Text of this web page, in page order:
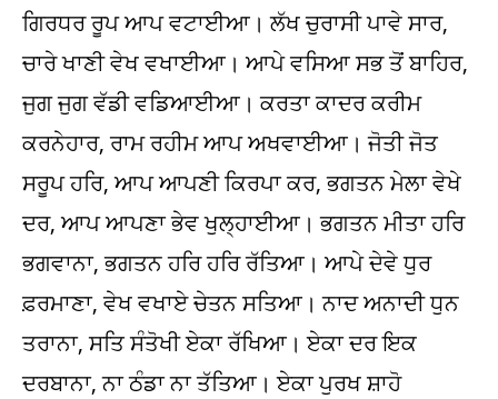
ਗਿਰਧਰ ਰੂਪ ਆਪ ਵਟਾਈਆ। ਲੱਖ ਚੁਰਾਸੀ ਪਾਵੇ ਸਾਰ,
ਚਾਰੇ ਖਾਣੀ ਵੇਖ ਵਖਾਈਆ। ਆਪੇ ਵਸਿਆ ਸਭ ਤੋਂ ਬਾਹਿਰ,
ਜੁਗ ਜੁਗ ਵੱਡੀ ਵਡਿਆਈਆ। ਕਰਤਾ ਕਾਦਰ ਕਰੀਮ
ਕਰਨੇਹਾਰ, ਰਾਮ ਰਹੀਮ ਆਪ ਅਖਵਾਈਆ। ਜੋਤੀ ਜੋਤ
ਸਰੂਪ ਹਰਿ, ਆਪ ਆਪਣੀ ਕਿਰਪਾ ਕਰ, ਭਗਤਨ ਮੇਲਾ ਵੇਖੇ
ਦਰ, ਆਪ ਆਪਣਾ ਭੇਵ ਖੁਲ੍ਹਾਈਆ। ਭਗਤਨ ਮੀਤਾ ਹਰਿ
ਭਗਵਾਨਾ, ਭਗਤਨ ਹਰਿ ਹਰਿ ਰੱਤਿਆ। ਆਪੇ ਦੇਵੇ ਧੁਰ
ਫ਼ਰਮਾਣਾ, ਵੇਖ ਵਖਾਏ ਚੇਤਨ ਸਤਿਆ। ਨਾਦ ਅਨਾਦੀ ਧੁਨ
ਤਰਾਨਾ, ਸਤਿ ਸੰਤੋਖੀ ਏਕਾ ਰੱਖਿਆ। ਏਕਾ ਦਰ ਇਕ
ਦਰਬਾਨਾ, ਨਾ ਠੰਡਾ ਨਾ ਤੱਤਿਆ। ਏਕਾ ਪੁਰਖ ਸ਼ਾਹੋ